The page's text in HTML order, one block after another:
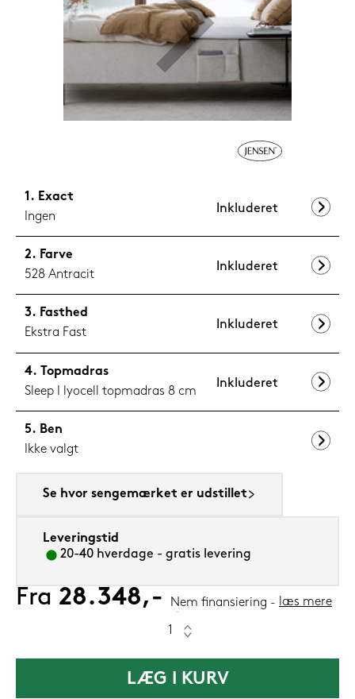
1.199,-
Exact
Ingen
Inkluderet
Farve
528 Antracit
Inkluderet
Fasthed
Ekstra Fast
Inkluderet
Topmadras
Sleep I lyocell topmadras 8 cm
Inkluderet
Ben
Ikke valgt
Se hvor sengemærket er udstillet
Leveringstid
20-40 hverdage - gratis levering
Fra 28.348,- Nem finansiering læs mere
LÆG I KURV